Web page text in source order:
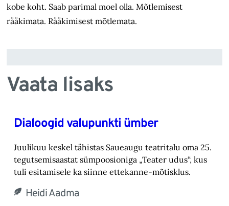
kobe koht. Saab parimal moel olla. Mõtlemisest
rääkimata. Rääkimisest mõtlemata.
Vaata lisaks
Dialoogid valupunkti ümber
Juulikuu keskel tähistas Saueaugu teatritalu oma 25.
tegutsemisaastat sümpoosioniga „Teater ‎udus“, kus
tuli esitamisele ka siinne ettekanne-mõtisklus.‎
Heidi Aadma